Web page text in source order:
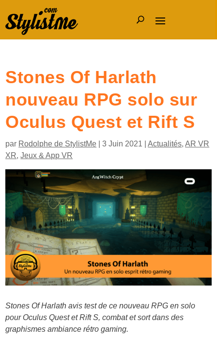
Stones Of Harlath
nouveau RPG solo sur
Oculus Quest et Rift S
par Rodolphe de StylistMe |3 Juin 2021 |Actualités,AR VR
XR,Jeux & App VR
Stones Of Harlath avis test de ce nouveau RPG en solo
pour Oculus Quest et Rift S, combat et sort dans des
graphismes ambiance rétro gaming.